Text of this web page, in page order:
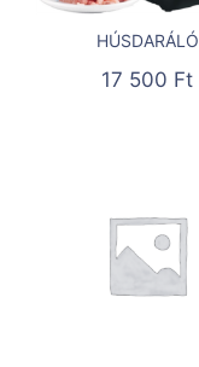
HÚSDARÁLÓ
17 500 Ft